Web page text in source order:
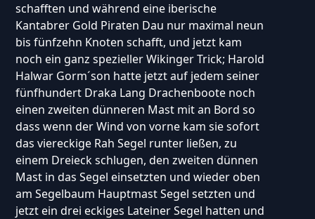
schafften und während eine iberische
Kantabrer Gold Piraten Dau nur maximal neun
bis fünfzehn Knoten schafft, und jetzt kam
noch ein ganz spezieller Wikinger Trick; Harold
Halwar Gorm´son hatte jetzt auf jedem seiner
fünfhundert Draka Lang Drachenboote noch
einen zweiten dünneren Mast mit an Bord so
dass wenn der Wind von vorne kam sie sofort
das viereckige Rah Segel runter ließen, zu
einem Dreieck schlugen, den zweiten dünnen
Mast in das Segel einsetzten und wieder oben
am Segelbaum Hauptmast Segel setzten und
jetzt ein drei eckiges Lateiner Segel hatten und